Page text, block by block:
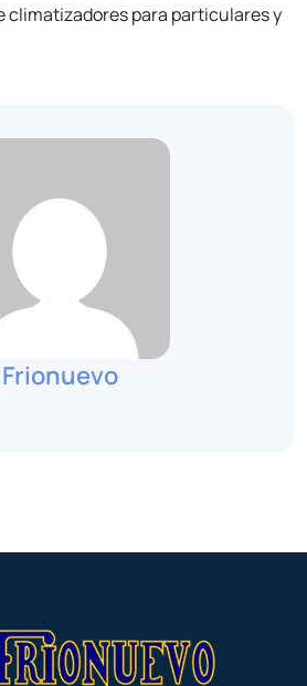
climatizadores para particulares y
Frionuevo